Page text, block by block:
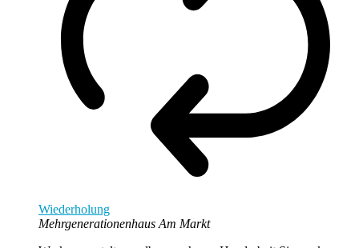
Wiederholung
Mehrgenerationenhaus Am Markt